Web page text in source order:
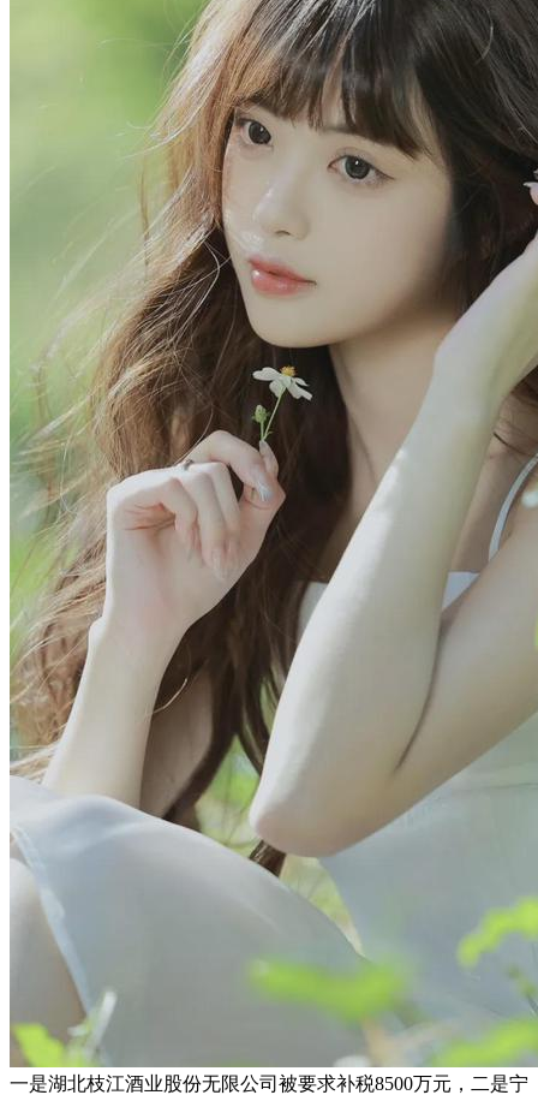
一是湖北枝江酒业股份无限公司被要求补税8500万元，二是宁